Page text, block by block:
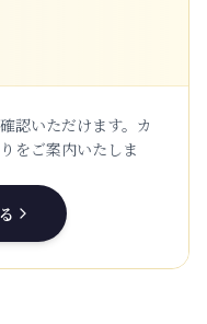
認いただけます。 カ
をご案内いたしま